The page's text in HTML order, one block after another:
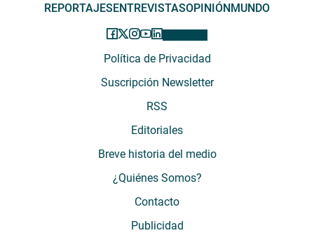
REPORTAJESENTREVISTASOPINIÓNMUNDO
Política de Privacidad
Suscripción Newsletter
RSS
Editoriales
Breve historia del medio
¿Quiénes Somos?
Contacto
Publicidad